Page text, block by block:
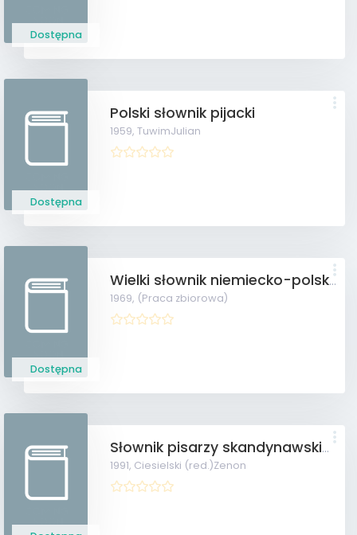
Dostępna
Dostępna
Polski słownik pijacki
1959,TuwimJulian
Dostępna
Wielki słownik niemiecko-polski T.I, II + suplement
1969, (Praca zbiorowa)
Słownik pisarzy skandynawskich
1991, Ciesielski (red.)Zenon